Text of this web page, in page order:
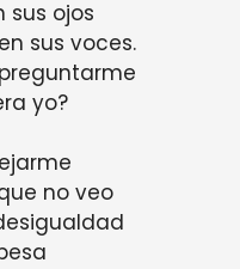
sus ojos
sus voces.
yo?
no veo